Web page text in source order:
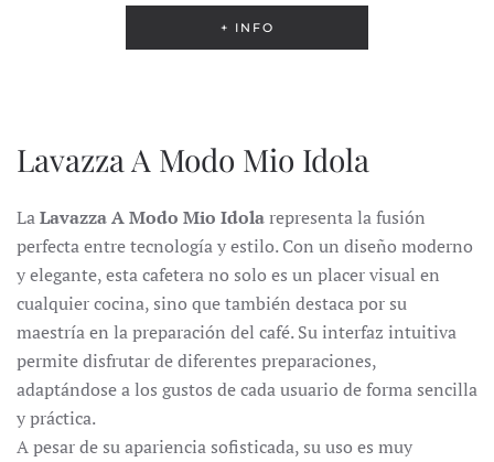
+ INFO
Lavazza A Modo Mio Idola
LaLavazza A Modo Mio Idolarepresenta la fusión
perfecta entre tecnología y estilo. Con un diseño moderno
y elegante, esta cafetera no solo es un placer visual en
cualquier cocina, sino que también destaca por su
maestría en la preparación del café. Su interfaz intuitiva
permite disfrutar de diferentes preparaciones,
adaptándose a los gustos de cada usuario de forma sencilla
y práctica.
A pesar de su apariencia sofisticada, su uso es muy